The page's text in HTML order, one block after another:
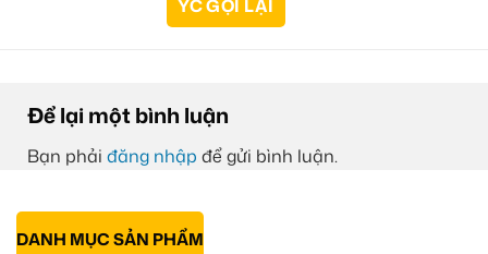
Để lại một bình luận
Bạn phải đăng nhập để gửi bình luận.
DANH MỤC SẢN PHẨM